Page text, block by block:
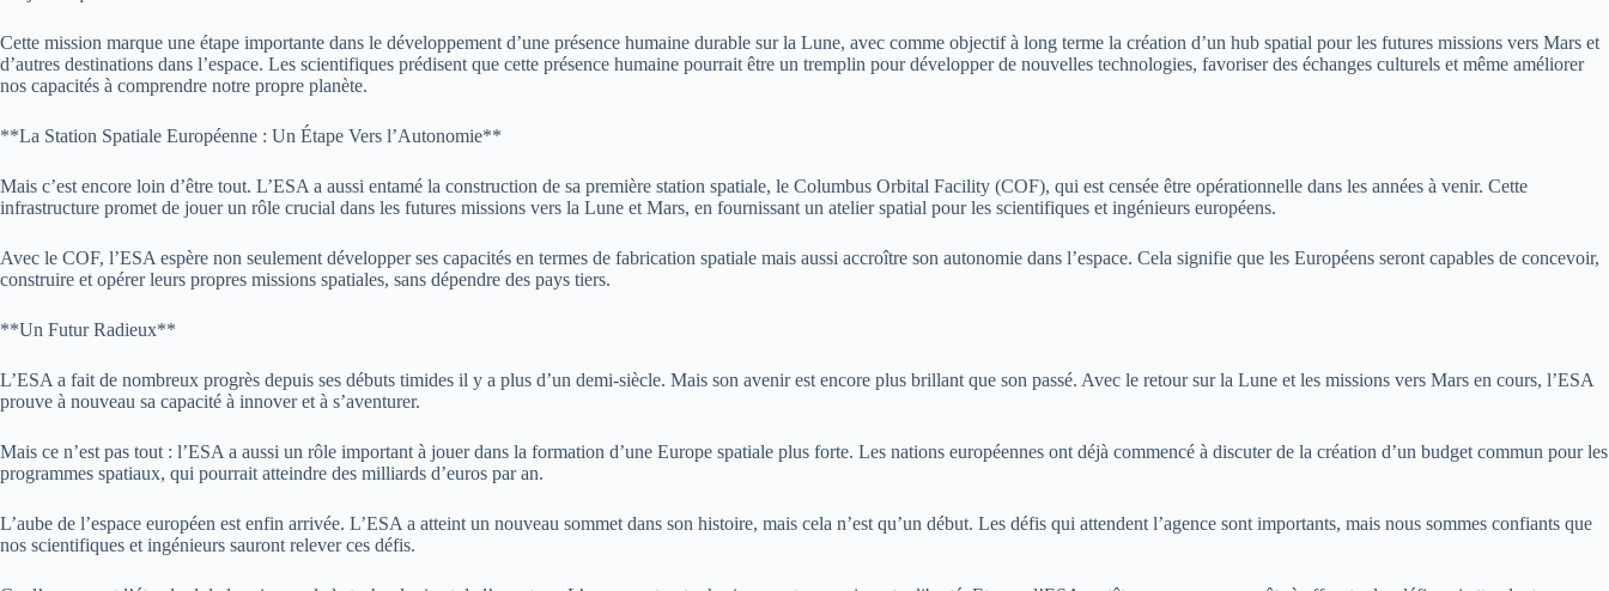
Cette mission marque une étape importante dans le développement d’une présence humaine durable sur la Lune, avec comme objectif à long terme la création d’un hub spatial pour les futures missions vers Mars et
d’autres destinations dans l’espace. Les scientifiques prédisent que cette présence humaine pourrait être un tremplin pour développer de nouvelles technologies, favoriser des échanges culturels et même améliorer
nos capacités à comprendre notre propre planète.
**La Station Spatiale Européenne : Un Étape Vers l’Autonomie**
Mais c’est encore loin d’être tout. L’ESA a aussi entamé la construction de sa première station spatiale, le Columbus Orbital Facility (COF), qui est censée être opérationnelle dans les années à venir. Cette
infrastructure promet de jouer un rôle crucial dans les futures missions vers la Lune et Mars, en fournissant un atelier spatial pour les scientifiques et ingénieurs européens.
Avec le COF, l’ESA espère non seulement développer ses capacités en termes de fabrication spatiale mais aussi accroître son autonomie dans l’espace. Cela signifie que les Européens seront capables de concevoir,
construire et opérer leurs propres missions spatiales, sans dépendre des pays tiers.
**Un Futur Radieux**
L’ESA a fait de nombreux progrès depuis ses débuts timides il y a plus d’un demi-siècle. Mais son avenir est encore plus brillant que son passé. Avec le retour sur la Lune et les missions vers Mars en cours, l’ESA
prouve à nouveau sa capacité à innover et à s’aventurer.
Mais ce n’est pas tout : l’ESA a aussi un rôle important à jouer dans la formation d’une Europe spatiale plus forte. Les nations européennes ont déjà commencé à discuter de la création d’un budget commun pour les
programmes spatiaux, qui pourrait atteindre des milliards d’euros par an.
L’aube de l’espace européen est enfin arrivée. L’ESA a atteint un nouveau sommet dans son histoire, mais cela n’est qu’un début. Les défis qui attendent l’agence sont importants, mais nous sommes confiants que
nos scientifiques et ingénieurs sauront relever ces défis.